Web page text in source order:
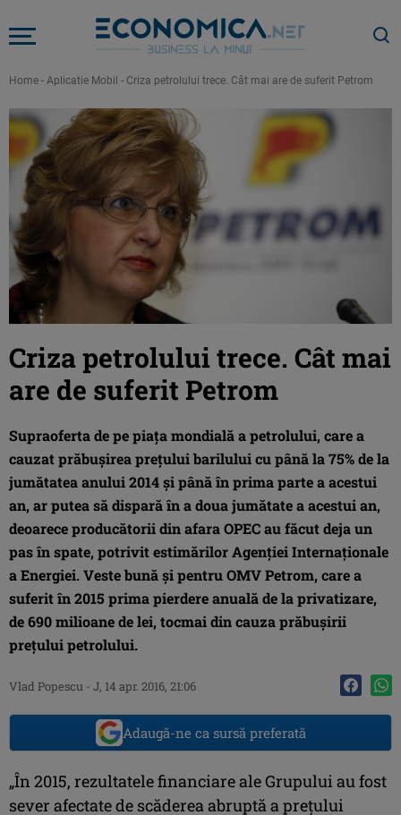
Home - Aplicatie Mobil - Criza petrolului trece. Cât mai are de suferit Petrom
Criza petrolului trece. Cât mai
are de suferit Petrom
Supraoferta de pe piaţa mondială a petrolului, care a
cauzat prăbuşirea preţului barilului cu până la 75% de la
jumătatea anului 2014 şi până în prima parte a acestui
an, ar putea să dispară în a doua jumătate a acestui an,
deoarece producătorii din afara OPEC au făcut deja un
pas în spate, potrivit estimărilor Agenţiei Internaţionale
a Energiei. Veste bună şi pentru OMV Petrom, care a
suferit în 2015 prima pierdere anuală de la privatizare,
de 690 milioane de lei, tocmai din cauza prăbuşirii
preţului petrolului.
Vlad Popescu - J, 14 apr. 2016, 21:06
Adaugă-ne ca sursă preferată
„În 2015, rezultatele financiare ale Grupului au fost
sever afectate de scăderea abruptă a preţului